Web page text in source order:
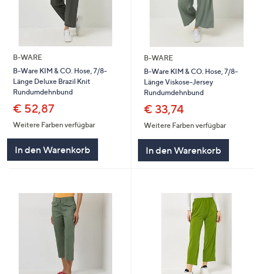
B-WARE
B-Ware KIM & CO. Hose, 7/8-
Länge Deluxe Brazil Knit
Rundumdehnbund
€ 52,87
Weitere Farben verfügbar
In den Warenkorb
B-WARE
B-Ware KIM & CO. Hose, 7/8-
Länge Viskose-Jersey
Rundumdehnbund
€ 33,74
Weitere Farben verfügbar
In den Warenkorb